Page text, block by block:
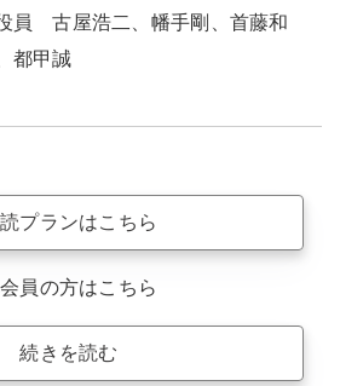
員 古屋浩二、幡手剛、首藤和
都甲誠
プランはこちら
員の方はこちら
続きを読む